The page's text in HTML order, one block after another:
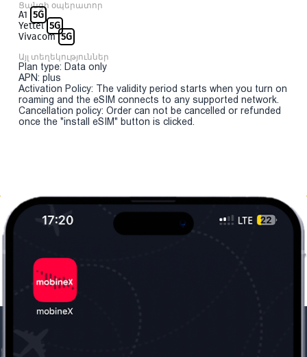
Ցանցի օպերատոր
A1 5G
Yettel 5G
Vivacom 5G
Այլ տեղեկություններ
Plan type: Data only
APN: plus
Activation Policy: The validity period starts when you turn on
roaming and the eSIM connects to any supported network.
Cancellation policy: Order can not be cancelled or refunded
once the "install eSIM" button is clicked.